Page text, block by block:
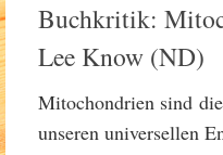
Buchkritik:
Lee Know (ND)
Mitochondrien sind
unseren universellen